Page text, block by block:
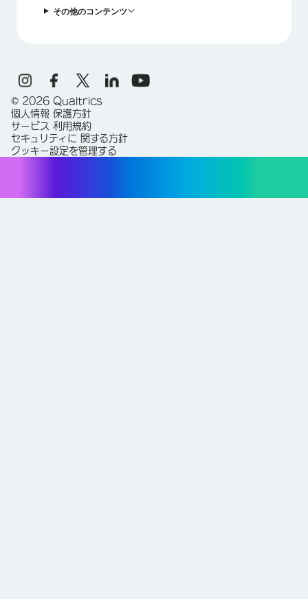
その他のコンテンツ
© 2026 Qualtrics
個人情報 保護方針
サービス 利用規約
セキュリティに 関する方針
クッキー設定を管理する